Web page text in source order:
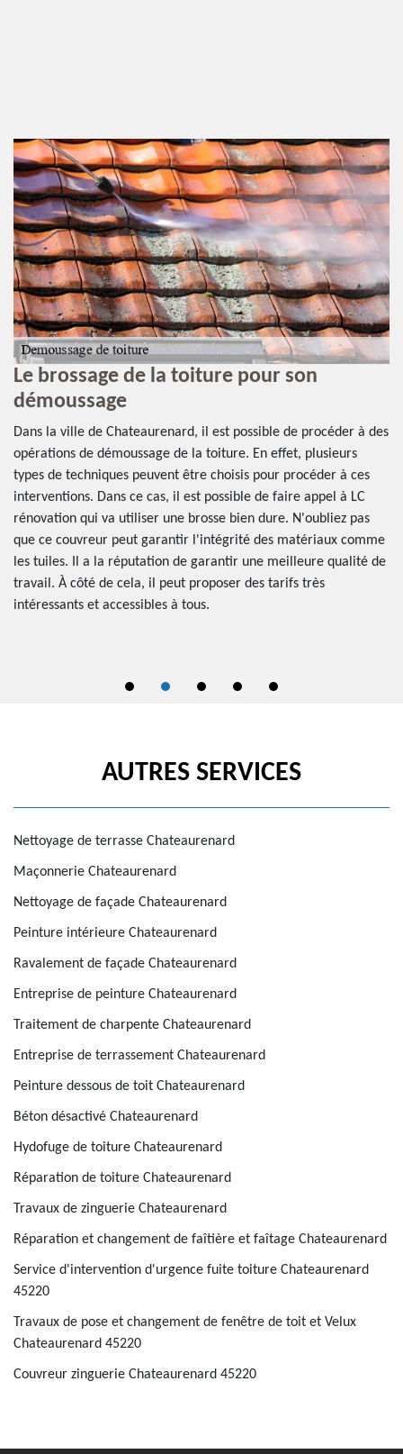
Le brossage de la toiture pour son
démoussage
Dans la ville de Chateaurenard, il est possible de procéder à des
opérations de démoussage de la toiture. En effet, plusieurs
types de techniques peuvent être choisis pour procéder à ces
interventions. Dans ce cas, il est possible de faire appel à LC
rénovation qui va utiliser une brosse bien dure. N'oubliez pas
que ce couvreur peut garantir l'intégrité des matériaux comme
les tuiles. Il a la réputation de garantir une meilleure qualité de
travail. À côté de cela, il peut proposer des tarifs très
intéressants et accessibles à tous.
AUTRES SERVICES
Nettoyage de terrasse Chateaurenard
Maçonnerie Chateaurenard
Nettoyage de façade Chateaurenard
Peinture intérieure Chateaurenard
Ravalement de façade Chateaurenard
Entreprise de peinture Chateaurenard
Traitement de charpente Chateaurenard
Entreprise de terrassement Chateaurenard
Peinture dessous de toit Chateaurenard
Béton désactivé Chateaurenard
Hydofuge de toiture Chateaurenard
Réparation de toiture Chateaurenard
Travaux de zinguerie Chateaurenard
Réparation et changement de faîtière et faîtage Chateaurenard
Service d'intervention d'urgence fuite toiture Chateaurenard
45220
Travaux de pose et changement de fenêtre de toit et Velux
Chateaurenard 45220
Couvreur zinguerie Chateaurenard 45220